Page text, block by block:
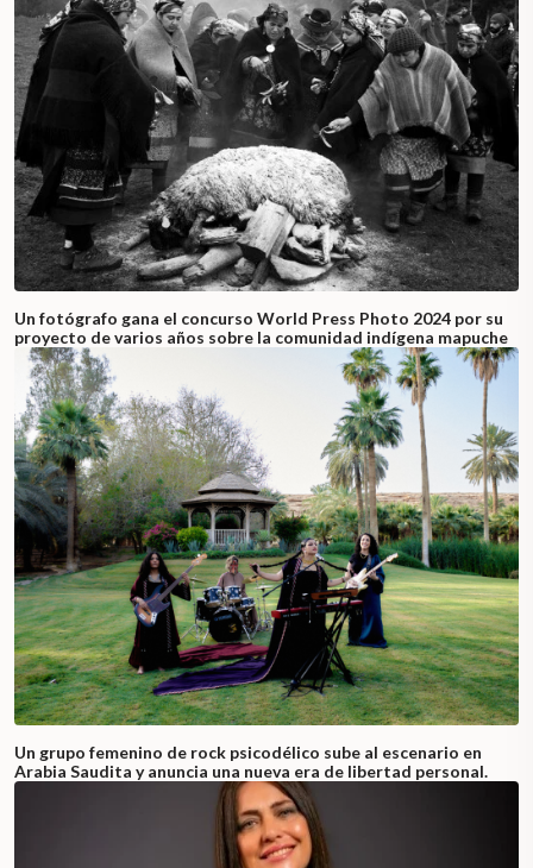
Un fotógrafo gana el concurso World Press Photo 2024 por su
proyecto de varios años sobre la comunidad indígena mapuche
Un grupo femenino de rock psicodélico sube al escenario en
Arabia Saudita y anuncia una nueva era de libertad personal.